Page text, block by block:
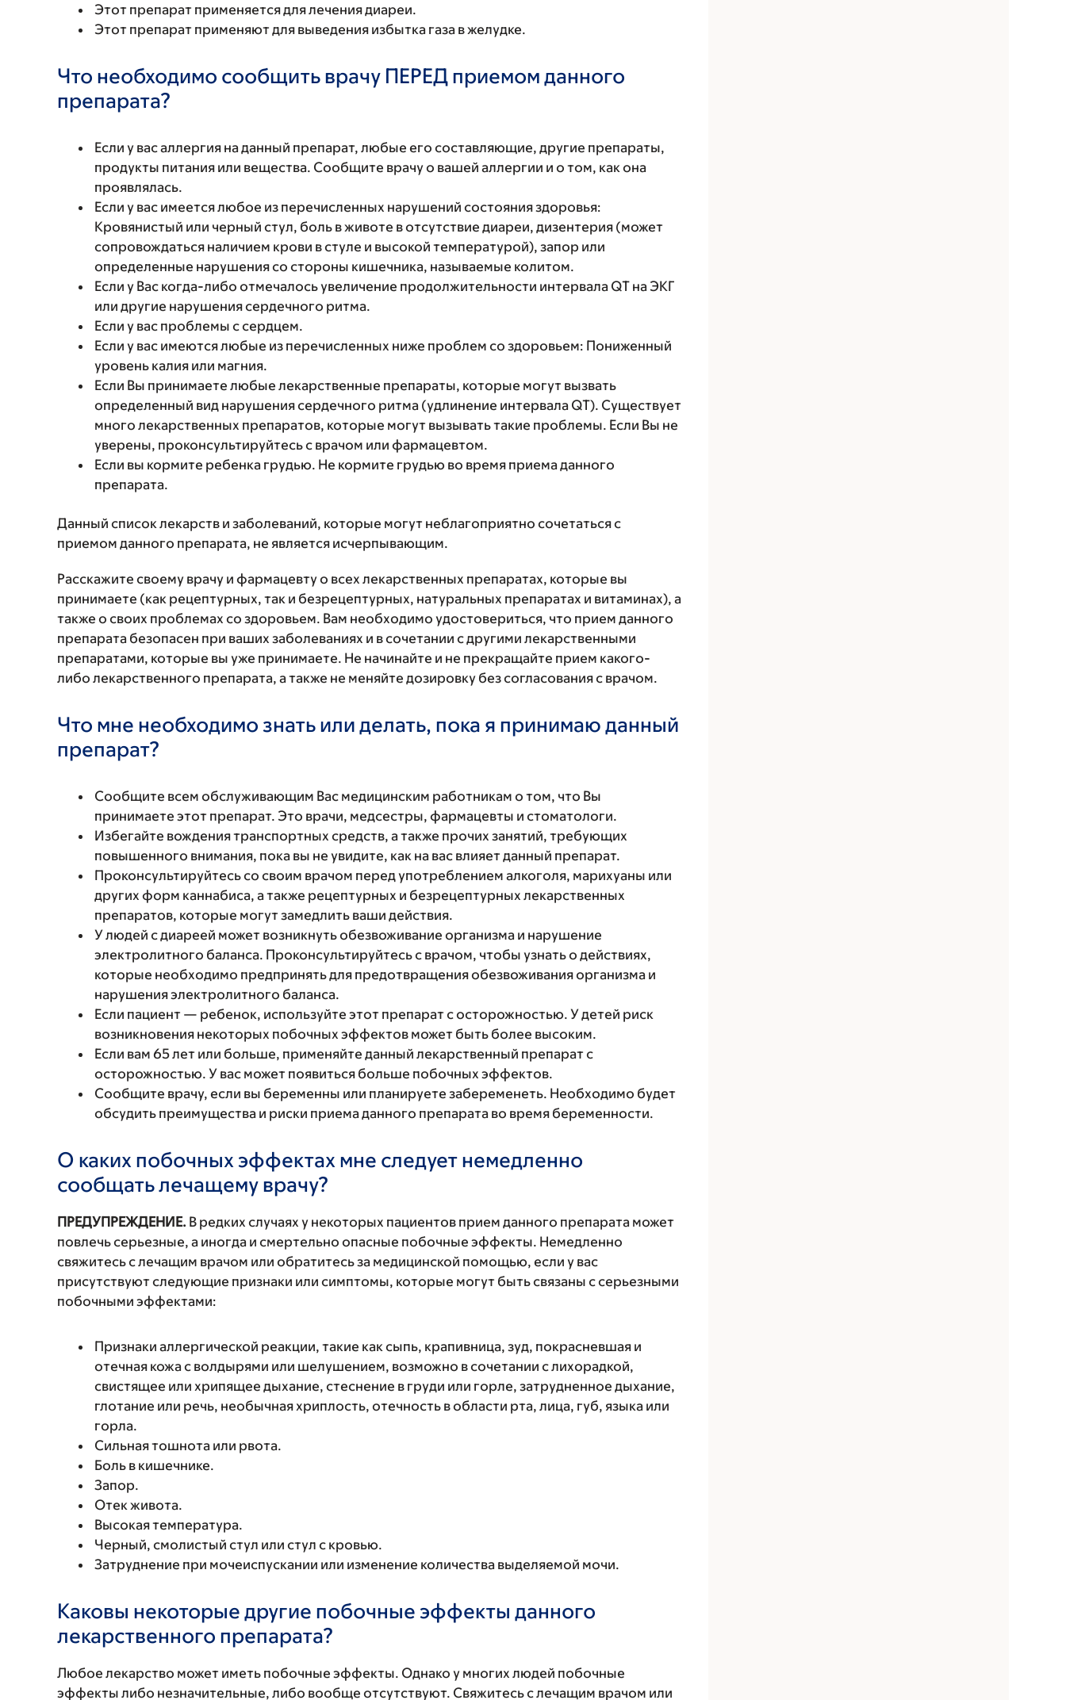
Этот препарат применяется для лечения диареи.
Этот препарат применяют для выведения избытка газа в желудке.
Что необходимо сообщить врачу ПЕРЕД приемом данного
препарата?
Если у вас аллергия на данный препарат, любые его составляющие, другие препараты,
продукты питания или вещества. Сообщите врачу о вашей аллергии и о том, как она
проявлялась.
Если у вас имеется любое из перечисленных нарушений состояния здоровья:
Кровянистый или черный стул, боль в животе в отсутствие диареи, дизентерия (может
сопровождаться наличием крови в стуле и высокой температурой), запор или
определенные нарушения со стороны кишечника, называемые колитом.
Если у Вас когда-либо отмечалось увеличение продолжительности интервала QT на ЭКГ
или другие нарушения сердечного ритма.
Если у вас проблемы с сердцем.
Если у вас имеются любые из перечисленных ниже проблем со здоровьем: Пониженный
уровень калия или магния.
Если Вы принимаете любые лекарственные препараты, которые могут вызвать
определенный вид нарушения сердечного ритма (удлинение интервала QT). Существует
много лекарственных препаратов, которые могут вызывать такие проблемы. Если Вы не
уверены, проконсультируйтесь с врачом или фармацевтом.
Если вы кормите ребенка грудью. Не кормите грудью во время приема данного
препарата.
Данный список лекарств и заболеваний, которые могут неблагоприятно сочетаться с
приемом данного препарата, не является исчерпывающим.
Расскажите своему врачу и фармацевту о всех лекарственных препаратах, которые вы
принимаете (как рецептурных, так и безрецептурных, натуральных препаратах и витаминах), а
также о своих проблемах со здоровьем. Вам необходимо удостовериться, что прием данного
препарата безопасен при ваших заболеваниях и в сочетании с другими лекарственными
препаратами, которые вы уже принимаете. Не начинайте и не прекращайте прием какого-
либо лекарственного препарата, а также не меняйте дозировку без согласования с врачом.
Что мне необходимо знать или делать, пока я принимаю данный
препарат?
Сообщите всем обслуживающим Вас медицинским работникам о том, что Вы
принимаете этот препарат. Это врачи, медсестры, фармацевты и стоматологи.
Избегайте вождения транспортных средств, а также прочих занятий, требующих
повышенного внимания, пока вы не увидите, как на вас влияет данный препарат.
Проконсультируйтесь со своим врачом перед употреблением алкоголя, марихуаны или
других форм каннабиса, а также рецептурных и безрецептурных лекарственных
препаратов, которые могут замедлить ваши действия.
У людей с диареей может возникнуть обезвоживание организма и нарушение
электролитного баланса. Проконсультируйтесь с врачом, чтобы узнать о действиях,
которые необходимо предпринять для предотвращения обезвоживания организма и
нарушения электролитного баланса.
Если пациент — ребенок, используйте этот препарат с осторожностью. У детей риск
возникновения некоторых побочных эффектов может быть более высоким.
Если вам 65 лет или больше, применяйте данный лекарственный препарат с
осторожностью. У вас может появиться больше побочных эффектов.
Сообщите врачу, если вы беременны или планируете забеременеть. Необходимо будет
обсудить преимущества и риски приема данного препарата во время беременности.
О каких побочных эффектах мне следует немедленно
сообщать лечащему врачу?
ПРЕДУПРЕЖДЕНИЕ. В редких случаях у некоторых пациентов прием данного препарата может
повлечь серьезные, а иногда и смертельно опасные побочные эффекты. Немедленно
свяжитесь с лечащим врачом или обратитесь за медицинской помощью, если у вас
присутствуют следующие признаки или симптомы, которые могут быть связаны с серьезными
побочными эффектами:
Признаки аллергической реакции, такие как сыпь, крапивница, зуд, покрасневшая и
отечная кожа с волдырями или шелушением, возможно в сочетании с лихорадкой,
свистящее или хрипящее дыхание, стеснение в груди или горле, затрудненное дыхание,
глотание или речь, необычная хриплость, отечность в области рта, лица, губ, языка или
горла.
Сильная тошнота или рвота.
Боль в кишечнике.
Запор.
Отек живота.
Высокая температура.
Черный, смолистый стул или стул с кровью.
Затруднение при мочеиспускании или изменение количества выделяемой мочи.
Каковы некоторые другие побочные эффекты данного
лекарственного препарата?
Любое лекарство может иметь побочные эффекты. Однако у многих людей побочные
эффекты либо незначительные, либо вообще отсутствуют. Свяжитесь с лечащим врачом или